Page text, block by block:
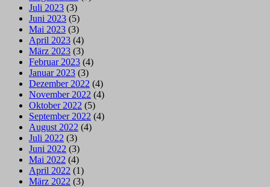
Juli 2023 (3)
Juni 2023 (5)
Mai 2023 (3)
April 2023 (4)
März 2023 (3)
Februar 2023 (4)
Januar 2023 (3)
Dezember 2022 (4)
November 2022 (4)
Oktober 2022 (5)
September 2022 (4)
August 2022 (4)
Juli 2022 (3)
Juni 2022 (3)
Mai 2022 (4)
April 2022 (1)
März 2022 (3)